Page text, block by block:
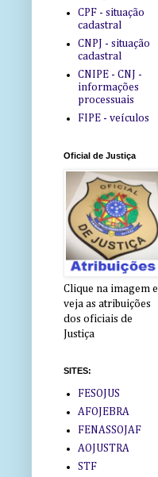
CPF - situação
cadastral
CNPJ - situação
cadastral
CNIPE - CNJ -
informações
processuais
FIPE - veículos
Oficial de Justiça
Clique na imagem e
veja as atribuições
dos oficiais de
Justiça
SITES:
FESOJUS
AFOJEBRA
FENASSOJAF
AOJUSTRA
STF